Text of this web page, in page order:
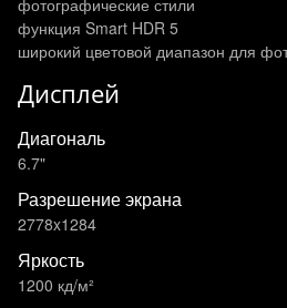
функция Smart HDR 5
широкий цветовой диапазон для
Дисплей
Диагональ
6.7"
Разрешение экрана
2778x1284
Яркость
1200 кд/м²